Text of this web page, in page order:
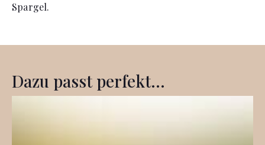
Spargel.
Dazu passt perfekt...